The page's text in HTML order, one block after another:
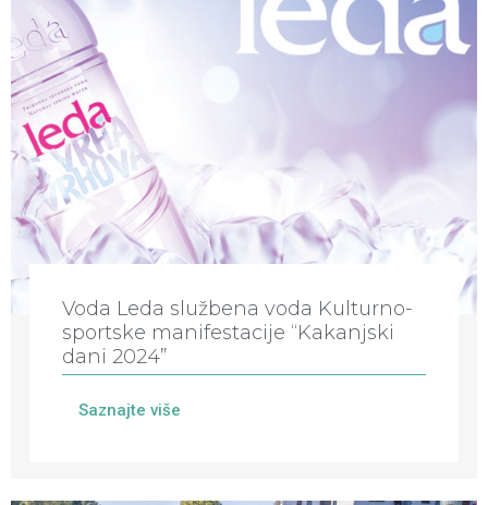
Voda Leda službena voda Kulturno-
sportske manifestacije “Kakanjski
dani 2024”
Saznajte više